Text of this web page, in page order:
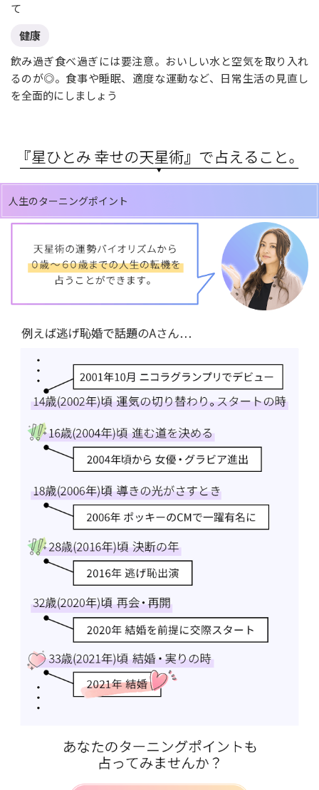
て
健康
飲み過ぎ食べ過ぎには要注意。おいしい水と空気を取り入れ
るのが◎。食事や睡眠、適度な運動など、日常生活の見直し
を全面的にしましょう
人生のターニングポイント